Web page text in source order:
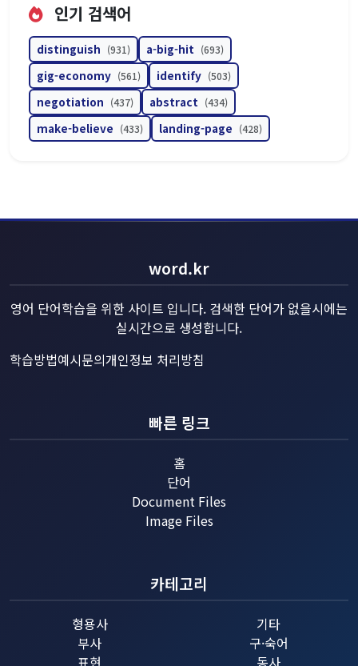
인기 검색어
distinguish (931) a-big-hit (693)
gig-economy (561) identify (503)
negotiation (437) abstract (434)
make-believe (433) landing-page (428)
word.kr
영어 단어학습을 위한 사이트 입니다. 검색한 단어가 없을시에는
실시간으로 생성합니다.
학습방법예시문의개인정보 처리방침
빠른 링크
홈
단어
Document Files
Image Files
카테고리
형용사
부사
표현
기타
구·숙어
동사